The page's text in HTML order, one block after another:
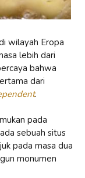
wilayah Eropa
lebih dari
bahwa
dari
.
pada
sebuah situs
pada masa dua
monumen